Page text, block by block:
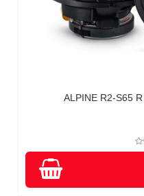
ALPINE R2-S65